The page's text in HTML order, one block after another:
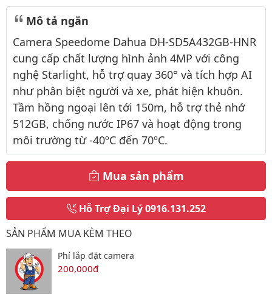
Mô tả ngắn
Camera Speedome Dahua DH-SD5A432GB-HNR
cung cấp chất lượng hình ảnh 4MP với công
nghệ Starlight, hỗ trợ quay 360° và tích hợp AI
như phân biệt người và xe, phát hiện khuôn.
Tầm hồng ngoại lên tới 150m, hỗ trợ thẻ nhớ
512GB, chống nước IP67 và hoạt động trong
môi trường từ -40ºC đến 70ºC.
Mua sản phẩm
Hỗ Trợ Đại Lý0916.131.252
SẢN PHẨM MUA KÈM THEO
Phí lắp đặt camera
200,000đ